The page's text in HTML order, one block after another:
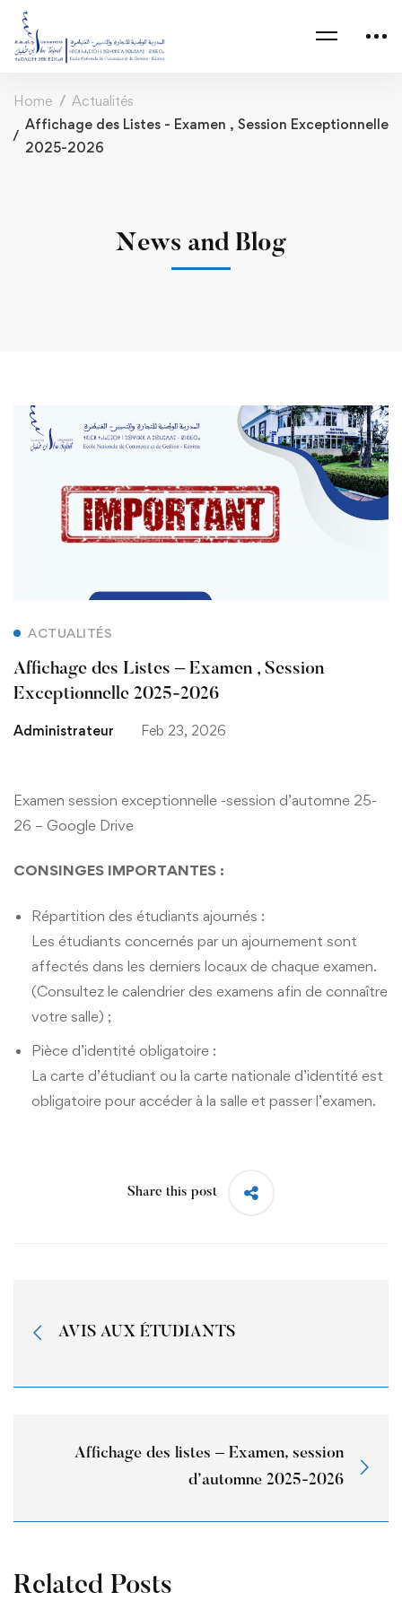
Home
Actualités
Affichage des Listes - Examen , Session Exceptionnelle
2025-2026
News and Blog
Affichage
Listes
,
Session
Exceptionnelle
2025-
ACTUALITÉS
Affichage des Listes – Examen , Session
Exceptionnelle 2025-2026
Administrateur Feb 23, 2026
Examen session exceptionnelle -session d’automne 25-
26 – Google Drive
CONSINGES IMPORTANTES :
Répartition des étudiants ajournés :
Les étudiants concernés par un ajournement sont
affectés dans les derniers locaux de chaque examen.
(Consultez le calendrier des examens afin de connaître
votre salle) ;
Pièce d’identité obligatoire :
La carte d’étudiant ou la carte nationale d’identité est
obligatoire pour accéder à la salle et passer l’examen.
Share this post
AVIS AUX ÉTUDIANTS
Affichage des listes – Examen, session
d’automne 2025-2026
Related Posts